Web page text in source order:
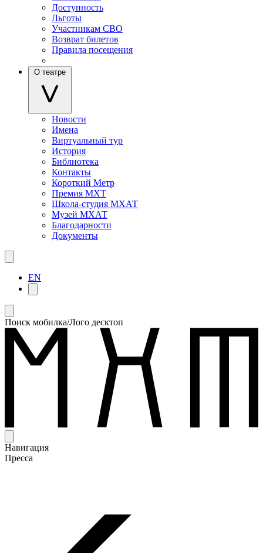
Доступность
Льготы
Участникам СВО
Возврат билетов
Правила посещения
О театре
Новости
Имена
Виртуальный тур
История
Библиотека
Контакты
Короткий Метр
Премия МХТ
Школа-студия МХАТ
Музей МХАТ
Благодарности
Документы
EN
Поиск мобилка/Лого десктоп
Навигация
Пресса